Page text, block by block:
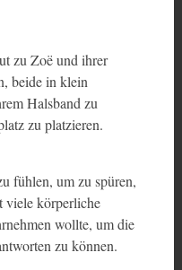
zu Zoë und ihrer
beide in klein
Halsband zu
zu platzieren.
fühlen, um zu spüren,
viele körperliche
wollte, um die
zu können.